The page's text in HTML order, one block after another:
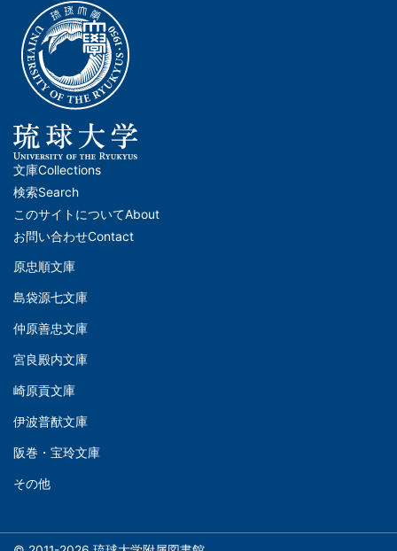
メ
イ
ン
ナ
ビ
ー
シ
ョ
ン
ッ
タ
文庫Collections
検索Search
このサイトについてAbout
お問い合わせContact
文
(Left)
原忠順文庫
島袋源七文庫
仲原善忠文庫
文
(Middle)
宮良殿内文庫
崎原貢文庫
伊波普猷文庫
文
庫
阪巻・宝玲文庫
その他